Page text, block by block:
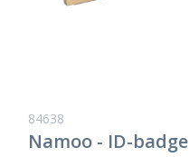
84638
Namoo - ID-badge